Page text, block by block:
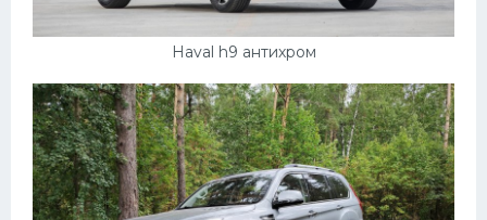
Haval h9 антихром